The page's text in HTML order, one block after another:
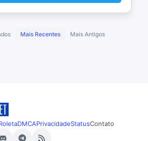
Mais Recentes Mais Antigos
DMCAPrivacidadeStatusContato